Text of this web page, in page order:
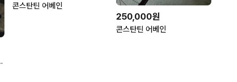
크 있습니다)
콘스탄틴 어베인
250,000원
콘스탄틴 어베인